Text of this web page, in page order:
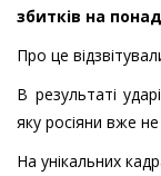
збитків на
Про це
В результаті
яку росіяни вже
На унікальних